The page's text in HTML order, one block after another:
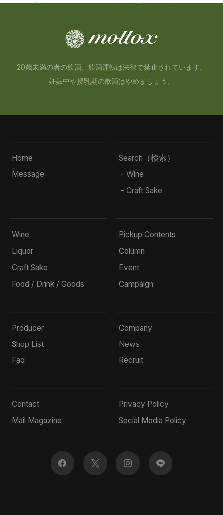
20歳未満の者の飲酒、飲酒運転は法律で禁止されています。
妊娠中や授乳期の飲酒はやめましょう。
Home
Message
Search（検索）
- Wine
- Craft Sake
Wine
Liquor
Craft Sake
Food / Drink / Goods
Pickup Contents
Column
Event
Campaign
Producer
Shop List
Faq
Company
News
Recruit
Contact
Mail Magazine
Privacy Policy
Social Media Policy